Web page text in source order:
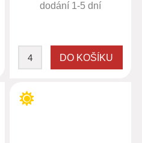
dodání 1-5 dní